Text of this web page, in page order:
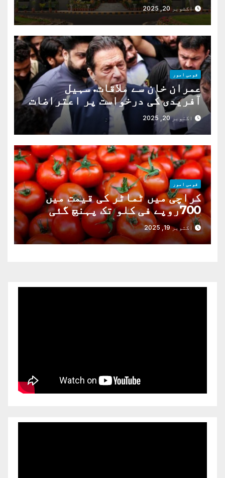
اکتوبر 20, 2025
قومی امور
عمران خان سے ملاقات. سہیل
آفریدی کی درخواست پر اعتراضات
دوراکتوبر 20, 2025
قومی امور
کراچی میں ٹماٹر کی قیمت میں
700روپے فی کلو تک پہنچ گئی
اکتوبر 19, 2025